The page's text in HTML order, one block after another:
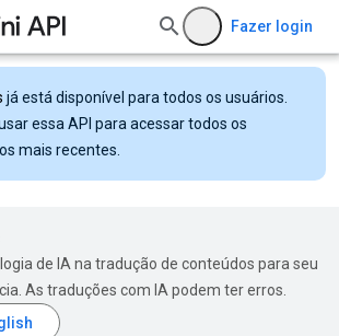
Fazer login
já está disponível para todos os usuários.
essa API para acessar todos os
mais recentes.
de IA na tradução de conteúdos para seu
As traduções com IA podem ter erros.